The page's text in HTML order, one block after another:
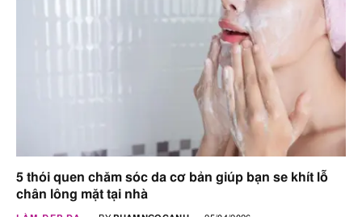
5 thói quen chăm sóc da cơ bản giúp bạn se khít lỗ
chân lông mặt tại nhà